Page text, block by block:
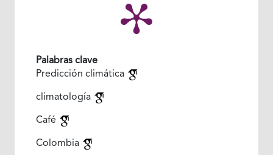
Palabras clave
Predicción climática
climatología
Café
Colombia